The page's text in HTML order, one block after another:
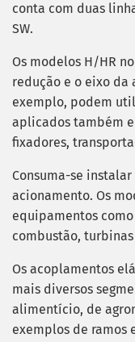
conta com duas
SW.
Os modelos H/HR
redução e o eixo da
exemplo, podem
aplicados também
fixadores,
Consuma-se
acionamento. Os
equipamentos
combustão, turbinas
Os acoplamentos
mais diversos
alimentício, de
exemplos de ramos